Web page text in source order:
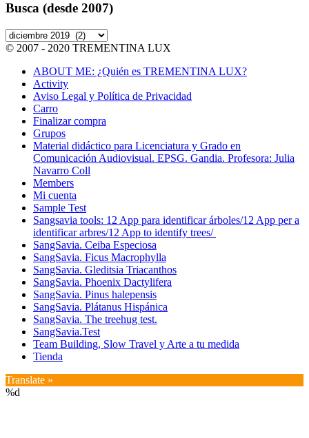
Busca (desde 2007)
Busca
(desde
© 2007 - 2020 TREMENTINA LUX
ABOUT ME: ¿Quién es TREMENTINA LUX?
Activity
Aviso Legal y Política de Privacidad
Carro
Finalizar compra
Grupos
Material didáctico para Licenciatura y Grado en
Comunicación Audiovisual. EPSG. Gandia. Profesora: Julia
Navarro Coll
Members
Mi cuenta
Sample Test
Sangsavia tools: 12 App para identificar árboles/12 App per a
identificar arbres/12 App to identify trees/
SangSavia. Ceiba Especiosa
SangSavia. Ficus Macrophylla
SangSavia. Gleditsia Triacanthos
SangSavia. Phoenix Dactylifera
SangSavia. Pinus halepensis
SangSavia. Plátanus Hispánica
SangSavia. The treehug test.
SangSavia.Test
Team Building, Slow Travel y Arte a tu medida
Tienda
Translate »
%d